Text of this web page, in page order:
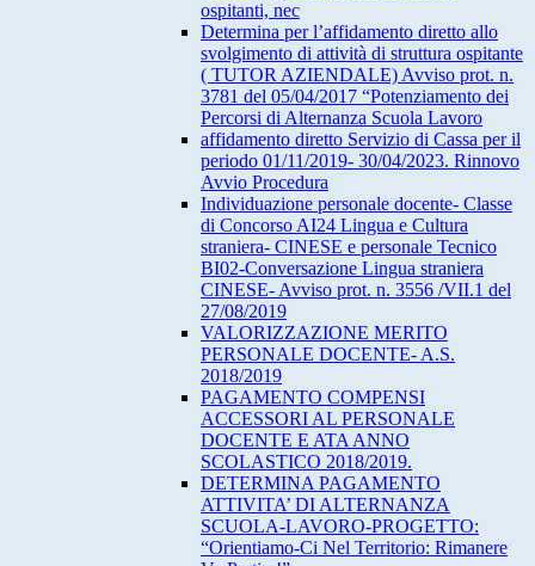
ospitanti, nec
Determina per l’affidamento diretto allo
svolgimento di attività di struttura ospitante
( TUTOR AZIENDALE) Avviso prot. n.
3781 del 05/04/2017 “Potenziamento dei
Percorsi di Alternanza Scuola Lavoro
affidamento diretto Servizio di Cassa per il
periodo 01/11/2019- 30/04/2023. Rinnovo
Avvio Procedura
Individuazione personale docente- Classe
di Concorso AI24 Lingua e Cultura
straniera- CINESE e personale Tecnico
BI02-Conversazione Lingua straniera
CINESE- Avviso prot. n. 3556 /VII.1 del
27/08/2019
VALORIZZAZIONE MERITO
PERSONALE DOCENTE- A.S.
2018/2019
PAGAMENTO COMPENSI
ACCESSORI AL PERSONALE
DOCENTE E ATA ANNO
SCOLASTICO 2018/2019.
DETERMINA PAGAMENTO
ATTIVITA’ DI ALTERNANZA
SCUOLA-LAVORO-PROGETTO:
“Orientiamo-Ci Nel Territorio: Rimanere